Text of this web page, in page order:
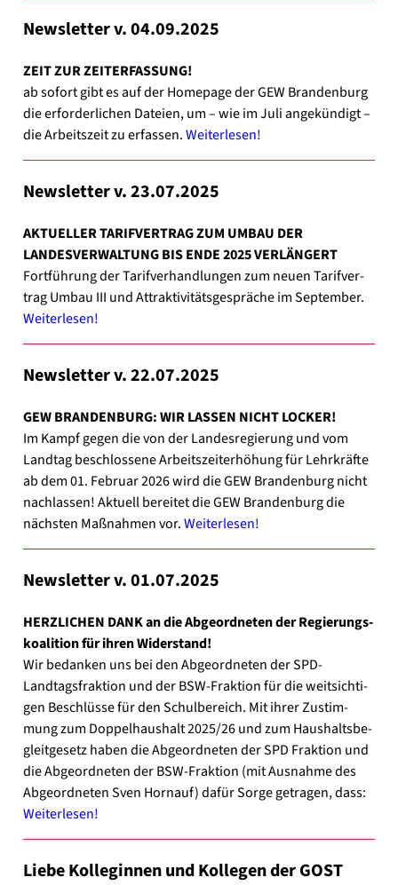
News­let­ter v. 04.09.2025
ZEIT ZUR ZEITERFASSUNG!
ab sofort gibt es auf der Home­page der GEW Bran­den­burg
die erfor­der­li­chen Datei­en, um – wie im Juli ange­kün­digt –
die Arbeits­zeit zu erfas­sen.Wei­ter­le­sen!
News­let­ter v. 23.07.2025
AKTUELLER TARIFVERTRAG ZUM UMBAU DER
LANDESVERWALTUNG BIS ENDE 2025 VERLÄNGERT
Fort­füh­rung der Tarif­ver­hand­lun­gen zum neu­en Tarif­ver­
trag Umbau III und Attrak­ti­vi­täts­ge­sprä­che im Sep­tem­ber.
Wei­ter­le­sen!
News­let­ter v. 22.07.2025
GEW BRANDENBURG: WIR LASSEN NICHT LOCKER!
Im Kampf gegen die von der Lan­des­re­gie­rung und vom
Land­tag beschlos­se­ne Arbeits­zeit­er­hö­hung für Lehr­kräf­te
ab dem 01. Febru­ar 2026 wird die GEW Bran­den­burg nicht
nach­las­sen! Aktu­ell berei­tet die GEW Bran­den­burg die
nächs­ten Maß­nah­men vor.Wei­ter­le­sen!
News­let­ter v. 01.07.2025
HERZLICHEN DANK an die Abge­ord­ne­ten der Regie­rungs­
ko­ali­ti­on für ihren Wider­stand!
Wir bedan­ken uns bei den Abge­ord­ne­ten der SPD-
Landtagsfraktion und der BSW-Fraktion für die weit­sich­ti­
gen Beschlüs­se für den Schul­be­reich. Mit ihrer Zustim­
mung zum Dop­pel­haus­halt 2025/26 und zum Haus­halts­be­
gleit­ge­setz haben die Abge­ord­ne­ten der SPD Frak­ti­on und
die Abge­ord­ne­ten der BSW-Fraktion (mit Aus­nah­me des
Abge­ord­ne­ten Sven Horn­auf) dafür Sor­ge getra­gen, dass:
Wei­ter­le­sen!
Lie­be Kol­le­gin­nen und Kol­le­gen der GOST